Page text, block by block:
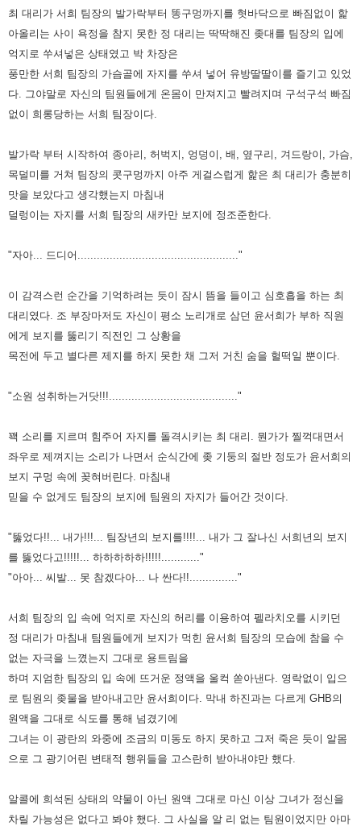
최 대리가 서희 팀장의 발가락부터 똥구멍까지를 혓바닥으로 빠짐없이 핥
아올리는 사이 욕정을 참지 못한 정 대리는 딱딱해진 좆대를 팀장의 입에
억지로 쑤셔넣은 상태였고 박 차장은
풍만한 서희 팀장의 가슴골에 자지를 쑤셔 넣어 유방딸딸이를 즐기고 있었
다. 그야말로 자신의 팀원들에게 온몸이 만져지고 빨려지며 구석구석 빠짐
없이 희롱당하는 서희 팀장이다.
발가락 부터 시작하여 종아리, 허벅지, 엉덩이, 배, 옆구리, 겨드랑이, 가슴,
목덜미를 거쳐 팀장의 콧구멍까지 아주 게걸스럽게 핥은 최 대리가 충분히
맛을 보았다고 생각했는지 마침내
덜렁이는 자지를 서희 팀장의 새카만 보지에 정조준한다.
"자아... 드디어.................................................."
이 감격스런 순간을 기억하려는 듯이 잠시 뜸을 들이고 심호흡을 하는 최
대리였다. 조 부장마저도 자신이 평소 노리개로 삼던 윤서희가 부하 직원
에게 보지를 뚫리기 직전인 그 상황을
목전에 두고 별다른 제지를 하지 못한 채 그저 거친 숨을 헐떡일 뿐이다.
"소원 성취하는거닷!!!........................................"
꽥 소리를 지르며 힘주어 자지를 돌격시키는 최 대리. 뭔가가 찔꺽대면서
좌우로 제껴지는 소리가 나면서 순식간에 좆 기둥의 절반 정도가 윤서희의
보지 구멍 속에 꽂혀버린다. 마침내
믿을 수 없게도 팀장의 보지에 팀원의 자지가 들어간 것이다.
"뚫었다!!... 내가!!!... 팀장년의 보지를!!!!... 내가 그 잘나신 서희년의 보지
를 뚫었다고!!!!!... 하하하하하!!!!!............"
"아아... 씨발... 못 참겠다아... 나 싼다!!..............."
서희 팀장의 입 속에 억지로 자신의 허리를 이용하여 펠라치오를 시키던
정 대리가 마침내 팀원들에게 보지가 먹힌 윤서희 팀장의 모습에 참을 수
없는 자극을 느꼈는지 그대로 용트림을
하며 지엄한 팀장의 입 속에 뜨거운 정액을 울컥 쏟아낸다. 영락없이 입으
로 팀원의 좆물을 받아내고만 윤서희이다. 막내 하진과는 다르게 GHB의
원액을 그대로 식도를 통해 넘겼기에
그녀는 이 광란의 와중에 조금의 미동도 하지 못하고 그저 죽은 듯이 알몸
으로 그 광기어린 변태적 행위들을 고스란히 받아내야만 했다.
알콜에 희석된 상태의 약물이 아닌 원액 그대로 마신 이상 그녀가 정신을
차릴 가능성은 없다고 봐야 했다. 그 사실을 알 리 없는 팀원이었지만 아마